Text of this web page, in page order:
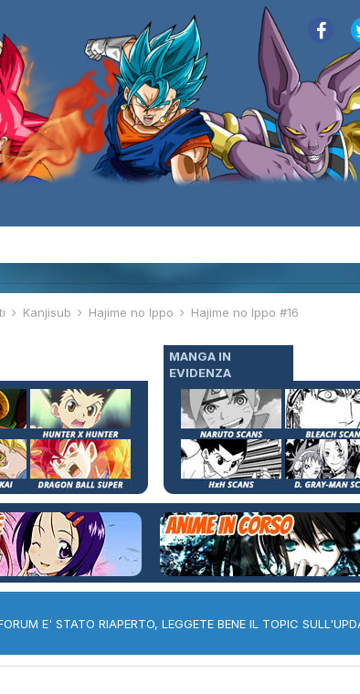
Kanjisub Hajime no Ippo Hajime no Ippo #16
MANGA IN
EVIDENZA
E' STATO RIAPERTO, LEGGETE BENE IL TOPIC